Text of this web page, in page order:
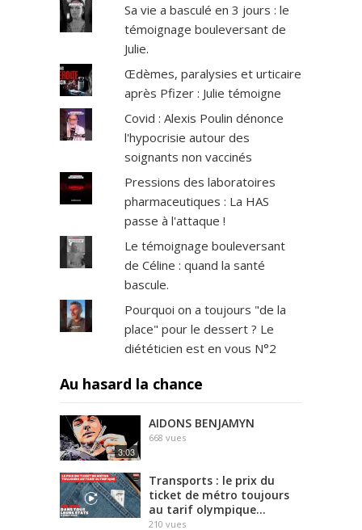
Sa vie a basculé en 3 jours : le
témoignage bouleversant de
Julie.
Œdèmes, paralysies et urticaire
après Pfizer : Julie témoigne
Covid : Alexis Poulin dénonce
l'hypocrisie autour des
soignants non vaccinés
Pressions des laboratoires
pharmaceutiques : La HAS
passe à l'attaque !
Le témoignage bouleversant
de Céline : quand la santé
bascule.
Pourquoi on a toujours "de la
place" pour le dessert ? Le
diététicien est en vous N°2
Au hasard la chance
3:03
AIDONS BENJAMYN
668 vues
Transports : le prix du
ticket de métro toujours
au tarif olympique…
210 vues